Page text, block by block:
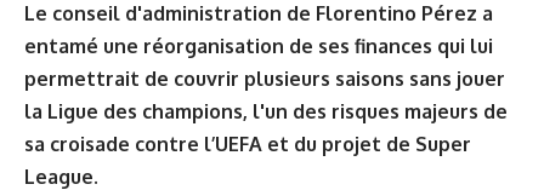
Le conseil d'administration de Florentino Pérez a
entamé une réorganisation de ses finances qui lui
permettrait de couvrir plusieurs saisons sans jouer
la Ligue des champions, l'un des risques majeurs de
sa croisade contre l’UEFA et du projet de Super
League.